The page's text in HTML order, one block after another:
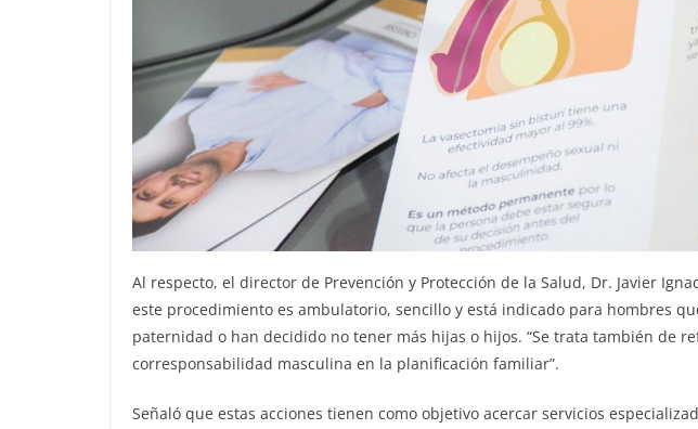
Al respecto, el director de Prevención y Protección de la Salud, Dr. Javier
este procedimiento es ambulatorio, sencillo y está indicado para hombres
paternidad o han decidido no tener más hijas o hijos. “Se trata también de
corresponsabilidad masculina en la planificación familiar”.
Señaló que estas acciones tienen como objetivo acercar servicios